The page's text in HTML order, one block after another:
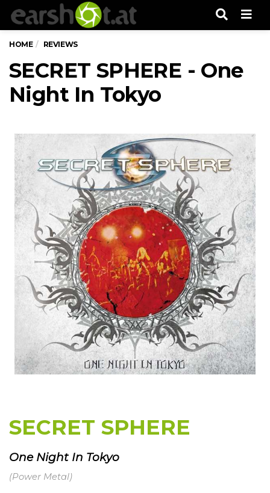
HOME REVIEWS
SECRET SPHERE - One
Night In Tokyo
SECRET SPHERE
One Night In Tokyo
(Power Metal)